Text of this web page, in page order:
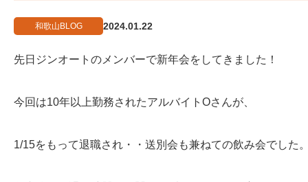
和歌山BLOG 2024.01.22
先日ジンオートのメンバーで新年会をしてきました！
今回は10年以上勤務されたアルバイトOさんが、
1/15をもって退職され・・送別会も兼ねての飲み会でした